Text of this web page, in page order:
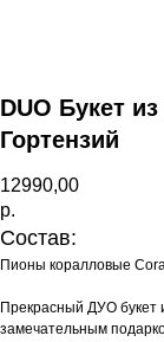
DUO Букет
Гортензий
12990,00
р.
Состав:
Пионы коралловые
Прекрасный ДУО букет
замечательным